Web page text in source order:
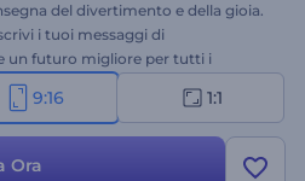
del divertimento e della gioia.
i tuoi messaggi di
un futuro migliore per tutti i
simpatica animazione di auguri.
video di auguri, inviti a feste, spot
9:16 1:1
Ora